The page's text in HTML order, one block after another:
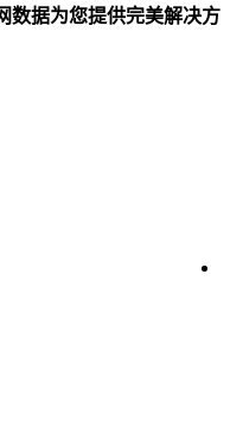
数据为您提供完美解决方